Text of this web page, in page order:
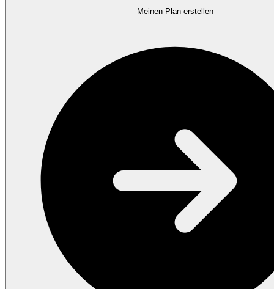
Meinen Plan erstellen